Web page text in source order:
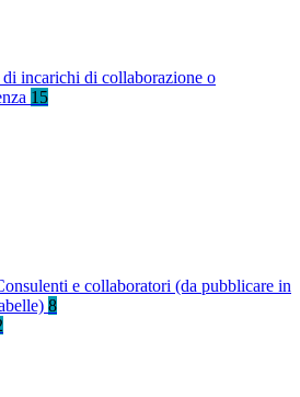
incarichi di collaborazione o
15
e collaboratori (da pubblicare in
8